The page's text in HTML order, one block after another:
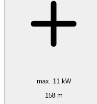
max. 11 kW
158 m